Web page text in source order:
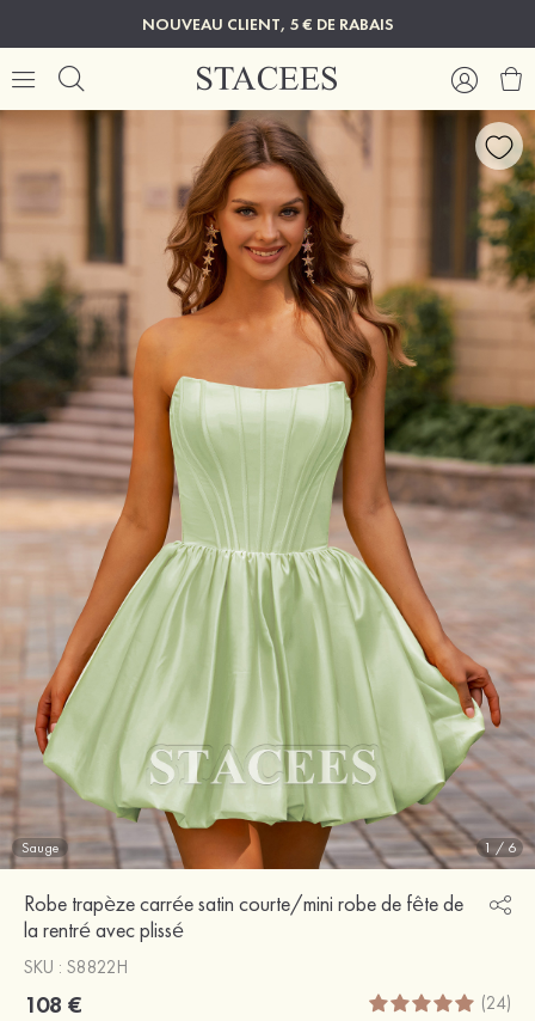
NOUVEAU CLIENT, 5 € DE RABAIS
Sauge 1 / 6
Robe trapèze carrée satin courte/mini robe de fête de
la rentré avec plissé
SKU : S8822H
108 € (24)